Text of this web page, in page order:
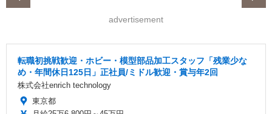
advertisement
転職初挑戦歓迎・ホビー・模型部品加工スタッフ「残業少な
め・年間休日125日」正社員/ミドル歓迎・賞与年2回
株式会社enrich technology
東京都